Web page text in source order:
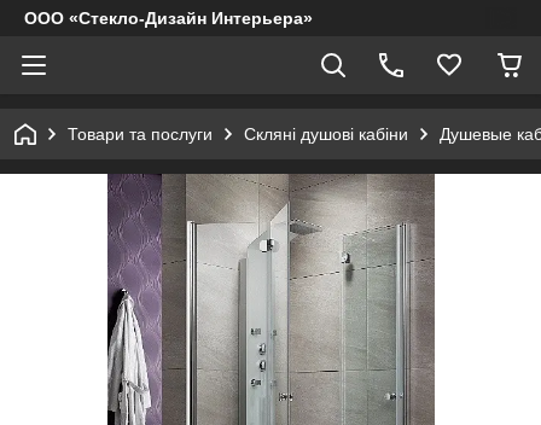
ООО «Стекло-Дизайн Интерьера»
Товари та послуги Скляні душові кабіни Душевые